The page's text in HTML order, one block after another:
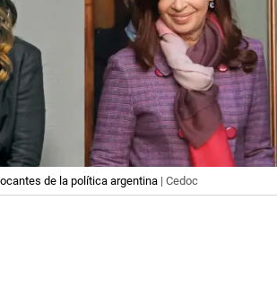
de la política argentina | Cedoc